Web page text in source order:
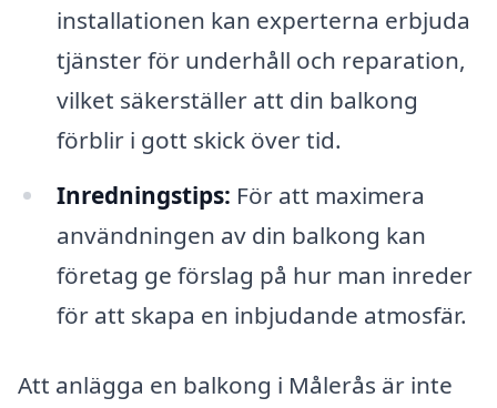
installationen kan experterna erbjuda
tjänster för underhåll och reparation,
vilket säkerställer att din balkong
förblir i gott skick över tid.
Inredningstips: För att maximera
användningen av din balkong kan
företag ge förslag på hur man inreder
för att skapa en inbjudande atmosfär.
Att anlägga en balkong i Målerås är inte